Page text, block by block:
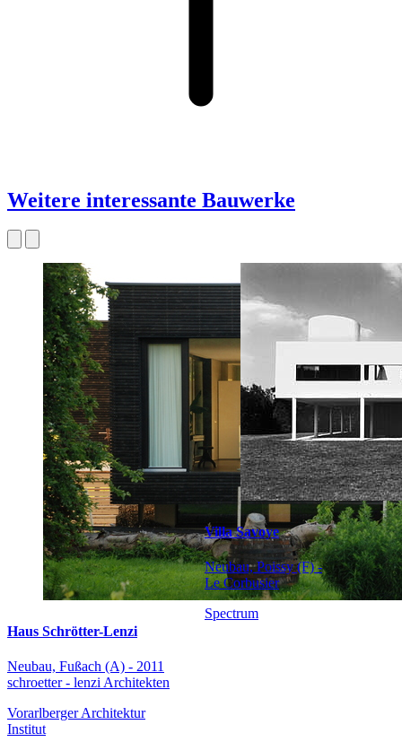
Weitere interessante Bauwerke
Haus Schrötter-Lenzi
Neubau, Fußach (A) - 2011
schroetter - lenzi Architekten
Vorarlberger Architektur
Institut
Villa Savoye
Neubau, Poissy (F) -
Le Corbusier
Spectrum